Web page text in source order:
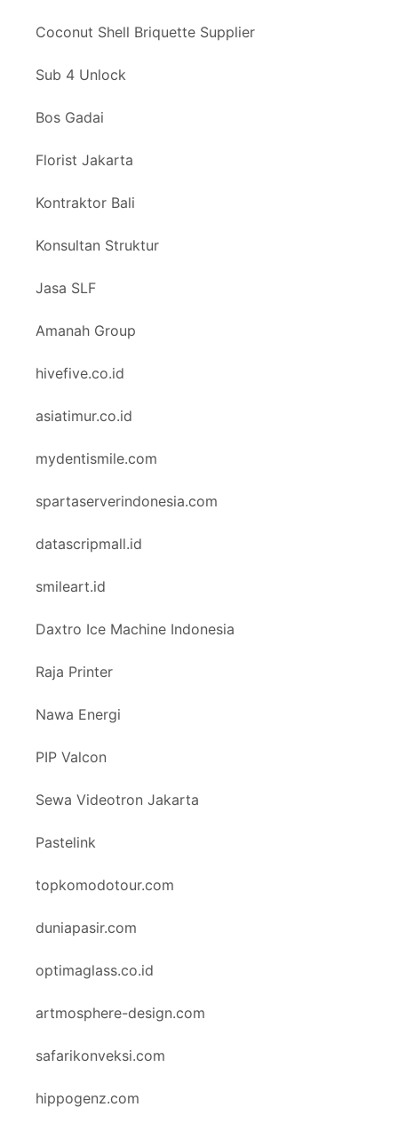
Coconut Shell Briquette Supplier
Sub 4 Unlock
Bos Gadai
Florist Jakarta
Kontraktor Bali
Konsultan Struktur
Jasa SLF
Amanah Group
hivefive.co.id
asiatimur.co.id
mydentismile.com
spartaserverindonesia.com
datascripmall.id
smileart.id
Daxtro Ice Machine Indonesia
Raja Printer
Nawa Energi
PIP Valcon
Sewa Videotron Jakarta
Pastelink
topkomodotour.com
duniapasir.com
optimaglass.co.id
artmosphere-design.com
safarikonveksi.com
hippogenz.com